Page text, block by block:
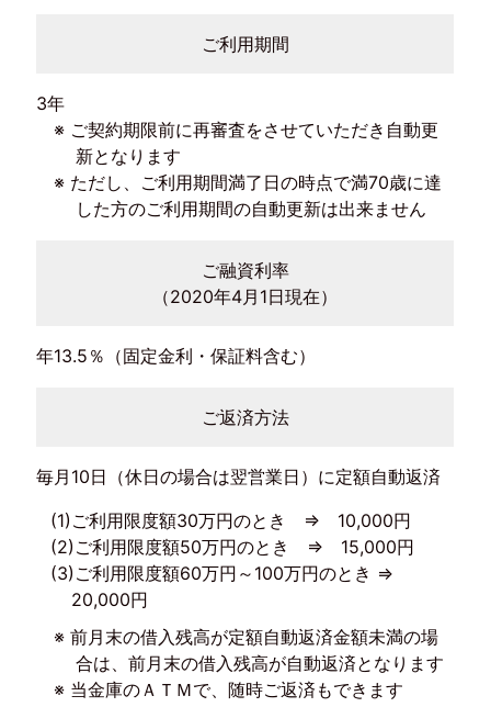
ご利用期間
3年
※ ご契約期限前に再審査をさせていただき自動更
新となります
※ ただし、ご利用期間満了日の時点で満70歳に達
した方のご利用期間の自動更新は出来ません
ご融資利率
（2020年4月1日現在）
年13.5％（固定金利・保証料含む）
ご返済方法
毎月10日（休日の場合は翌営業日）に定額自動返済
(1)ご利用限度額30万円のとき ⇒ 10,000円
(2)ご利用限度額50万円のとき ⇒ 15,000円
(3)ご利用限度額60万円～100万円のとき ⇒
20,000円
※ 前月末の借入残高が定額自動返済金額未満の場
合は、前月末の借入残高が自動返済となります
※ 当金庫のＡＴＭで、随時ご返済もできます